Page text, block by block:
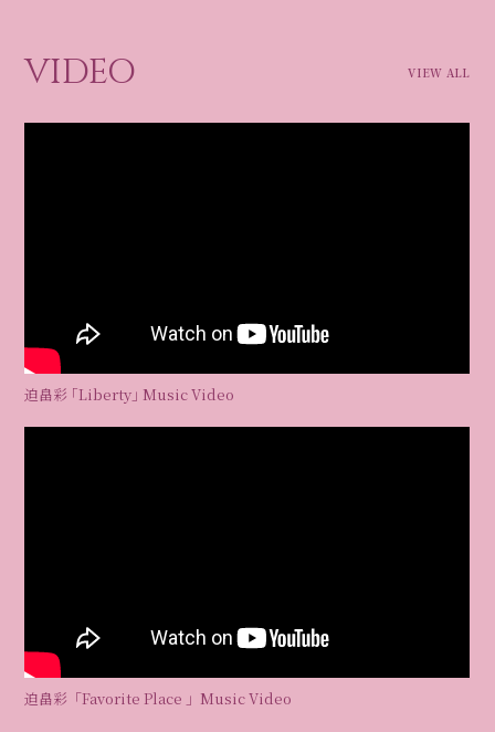
VIDEO VIEW ALL
迫畠彩 ｢Liberty｣ Music Video
迫畠彩「Favorite Place 」Music Video